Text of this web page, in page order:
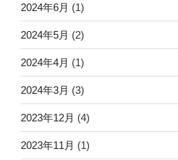
2024年6月 (1)
2024年5月 (2)
2024年4月 (1)
2024年3月 (3)
2023年12月 (4)
2023年11月 (1)